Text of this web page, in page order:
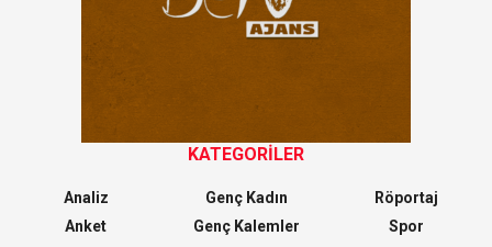
KATEGORİLER
Analiz
Anket
Genç Kadın
Genç Kalemler
Röportaj
Spor